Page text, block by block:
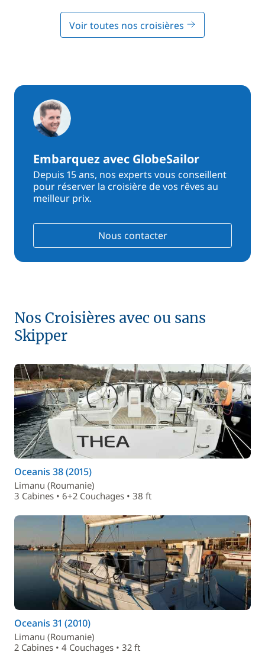
Voir toutes nos croisières
Embarquez avec GlobeSailor
Depuis 15 ans, nos experts vous conseillent
pour réserver la croisière de vos rêves au
meilleur prix.
Nous contacter
Nos Croisières avec ou sans
Skipper
Oceanis 38 (2015)
Limanu (Roumanie)
3 Cabines • 6+2 Couchages • 38 ft
Oceanis 31 (2010)
Limanu (Roumanie)
2 Cabines • 4 Couchages • 32 ft